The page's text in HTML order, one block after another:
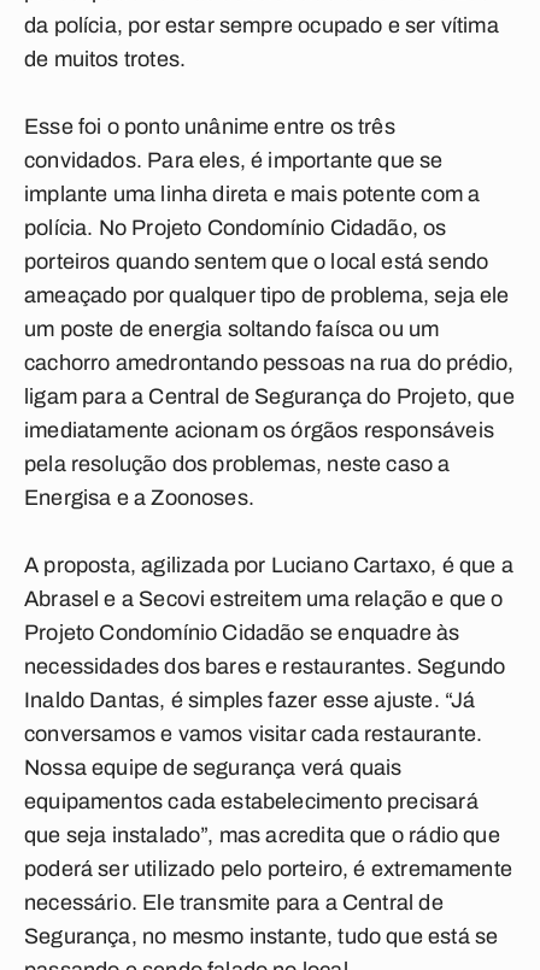
da polícia, por estar sempre ocupado e ser vítima
de muitos trotes.
Esse foi o ponto unânime entre os três
convidados. Para eles, é importante que se
implante uma linha direta e mais potente com a
polícia. No Projeto Condomínio Cidadão, os
porteiros quando sentem que o local está sendo
ameaçado por qualquer tipo de problema, seja ele
um poste de energia soltando faísca ou um
cachorro amedrontando pessoas na rua do prédio,
ligam para a Central de Segurança do Projeto, que
imediatamente acionam os órgãos responsáveis
pela resolução dos problemas, neste caso a
Energisa e a Zoonoses.
A proposta, agilizada por Luciano Cartaxo, é que a
Abrasel e a Secovi estreitem uma relação e que o
Projeto Condomínio Cidadão se enquadre às
necessidades dos bares e restaurantes. Segundo
Inaldo Dantas, é simples fazer esse ajuste. “Já
conversamos e vamos visitar cada restaurante.
Nossa equipe de segurança verá quais
equipamentos cada estabelecimento precisará
que seja instalado”, mas acredita que o rádio que
poderá ser utilizado pelo porteiro, é extremamente
necessário. Ele transmite para a Central de
Segurança, no mesmo instante, tudo que está se